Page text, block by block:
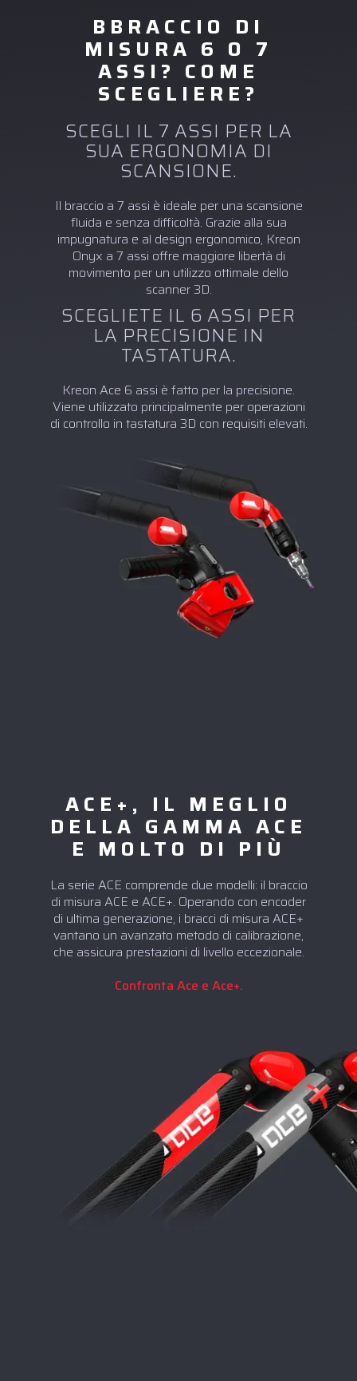
BBRACCIO DI
MISURA 6 O 7
ASSI? COME
SCEGLIERE?
SCEGLI IL 7 ASSI PER LA
SUA ERGONOMIA DI
SCANSIONE.
Il braccio a 7 assi è ideale per una scansione
fluida e senza difficoltà. Grazie alla sua
impugnatura e al design ergonomico, Kreon
Onyx a 7 assi offre maggiore libertà di
movimento per un utilizzo ottimale dello
scanner 3D.
SCEGLIETE IL 6 ASSI PER
LA PRECISIONE IN
TASTATURA.
Kreon Ace 6 assi è fatto per la precisione.
Viene utilizzato principalmente per operazioni
di controllo in tastatura 3D con requisiti elevati.
ACE+, IL MEGLIO
DELLA GAMMA ACE
E MOLTO DI PIÙ
La serie ACE comprende due modelli: il braccio
di misura ACE e ACE+. Operando con encoder
di ultima generazione, i bracci di misura ACE+
vantano un avanzato metodo di calibrazione,
che assicura prestazioni di livello eccezionale.
Confronta Ace e Ace+.